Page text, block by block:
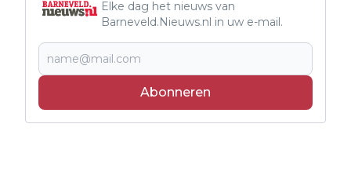
Elke dag het nieuws van
Barneveld.Nieuws.nl in uw e-mail.
Abonneren